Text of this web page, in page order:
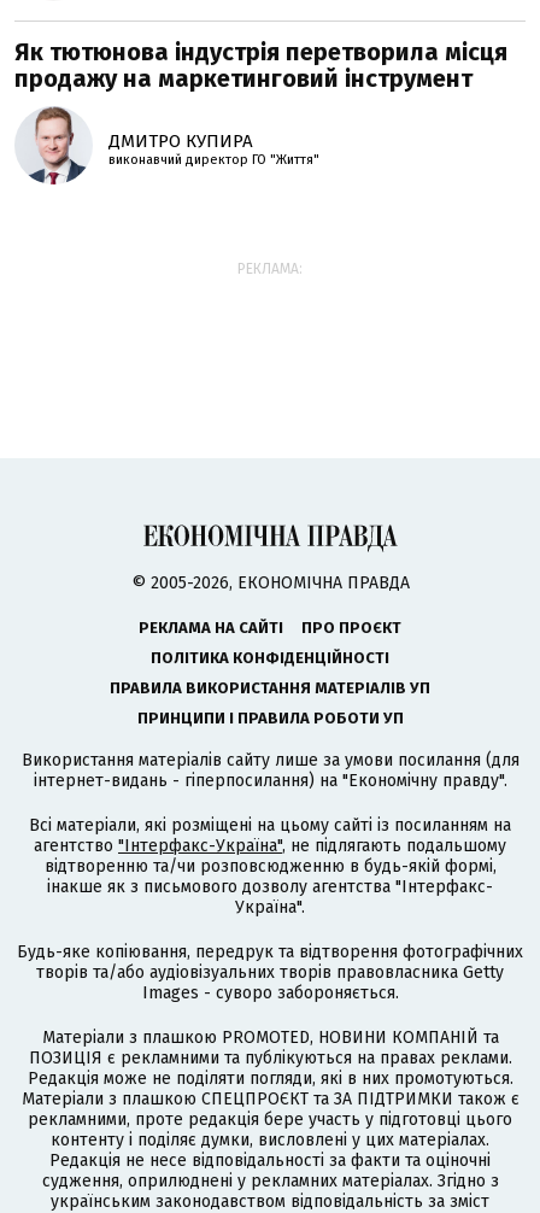
Як тютюнова індустрія перетворила місця
продажу на маркетинговий інструмент
ДМИТРО КУПИРА
виконавчий директор ГО "Життя"
РЕКЛАМА:
© 2005-2026, ЕКОНОМІЧНА ПРАВДА
РЕКЛАМА НА САЙТІ
ПРО ПРОЄКТ
ПОЛІТИКА КОНФІДЕНЦІЙНОСТІ
ПРАВИЛА ВИКОРИСТАННЯ МАТЕРІАЛІВ УП
ПРИНЦИПИ І ПРАВИЛА РОБОТИ УП
Використання матеріалів сайту лише за умови посилання (для
інтернет-видань - гіперпосилання) на "Економічну правду".
Всі матеріали, які розміщені на цьому сайті із посиланням на
агентство "Інтерфакс-Україна", не підлягають подальшому
відтворенню та/чи розповсюдженню в будь-якій формі,
інакше як з письмового дозволу агентства "Інтерфакс-
Україна".
Будь-яке копіювання, передрук та відтворення фотографічних
творів та/або аудіовізуальних творів правовласника Getty
Images - суворо забороняється.
Матеріали з плашкою PROMOTED, НОВИНИ КОМПАНІЙ та
ПОЗИЦІЯ є рекламними та публікуються на правах реклами.
Редакція може не поділяти погляди, які в них промотуються.
Матеріали з плашкою СПЕЦПРОЄКТ та ЗА ПІДТРИМКИ також є
рекламними, проте редакція бере участь у підготовці цього
контенту і поділяє думки, висловлені у цих матеріалах.
Редакція не несе відповідальності за факти та оціночні
судження, оприлюднені у рекламних матеріалах. Згідно з
українським законодавством відповідальність за зміст